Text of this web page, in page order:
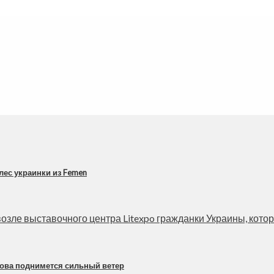
украинки из Femen
выставочного центра Litexpo гражданки Украины,
поднимется сильный ветер